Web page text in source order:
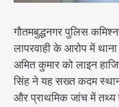
गौतमबुद्धनगर पुलिस
लापरवाही के आरोप में
अमित कुमार को लाइन
सिंह ने यह सख्त कदम
और प्राथमिक जांच में तथ्य